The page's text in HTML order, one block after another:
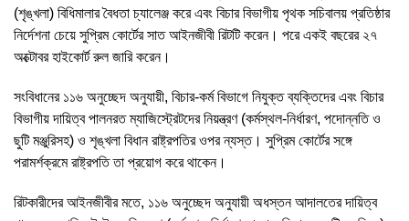
(শৃঙ্খলা) বিধিমালার বৈধতা চ্যালেঞ্জ করে এবং বিচার বিভাগীয় পৃথক সচিবালয় প্রতিষ্ঠার
নির্দেশনা চেয়ে সুপ্রিম কোর্টের সাত আইনজীবী রিটটি করেন। পরে একই বছরের ২৭
অক্টোবর হাইকোর্ট ‍রুল জারি করেন।
সংবিধানের ১১৬ অনুচ্ছেদ অনুযায়ী, বিচার-কর্ম বিভাগে নিযুক্ত ব্যক্তিদের এবং বিচার
বিভাগীয় দায়িত্ব পালনরত ম্যাজিস্ট্রেটদের নিয়ন্ত্রণ (কর্মস্থল-নির্ধারণ, পদোন্নতি ও
ছুটি মঞ্জুরিসহ) ও শৃঙ্খলা বিধান রাষ্ট্রপতির ওপর ন্যস্ত। সুপ্রিম কোর্টের সঙ্গে
পরামর্শক্রমে রাষ্ট্রপতি তা প্রয়োগ করে থাকেন।
রিটকারীদের আইনজীবীর মতে, ১১৬ অনুচ্ছেদ অনুযায়ী অধস্তন আদালতের দায়িত্ব